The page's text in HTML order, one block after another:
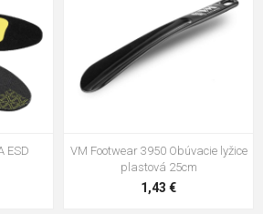
VM Footwear 3102 Šnúrky ploché
0,79 €